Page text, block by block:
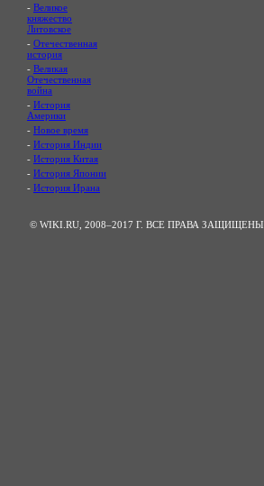
- Великое
княжество
Литовское
- Отечественная
история
- Великая
Отечественная
война
- История
Америки
- Новое время
- История Индии
- История Китая
- История Японии
- История Ирана
© WIKI.RU, 2008–2017 Г. ВСЕ ПРАВА ЗАЩИЩЕНЫ.